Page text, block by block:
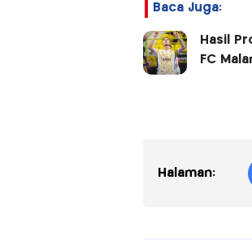
Baca Juga:
Hasil
FC
Halaman: